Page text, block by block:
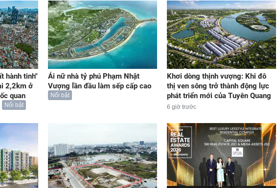
hành tinh"
2,2km ở
quan
Nổi bật
Ái nữ nhà tỷ phú Phạm Nhật
Vượng lần đầu làm sếp cấp cao
Nổi bật
Khơi dòng thịnh vượng: Khi đô
thị ven sông trở thành động lực
phát triển mới của Tuyên Quang
6 giờ trước